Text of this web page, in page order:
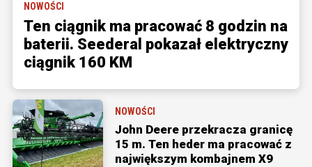
NOWOŚCI
Ten ciągnik ma pracować 8 godzin na
baterii. Seederal pokazał elektryczny
ciągnik 160 KM
NOWOŚCI
John Deere przekracza granicę
15 m. Ten heder ma pracować z
największym kombajnem X9